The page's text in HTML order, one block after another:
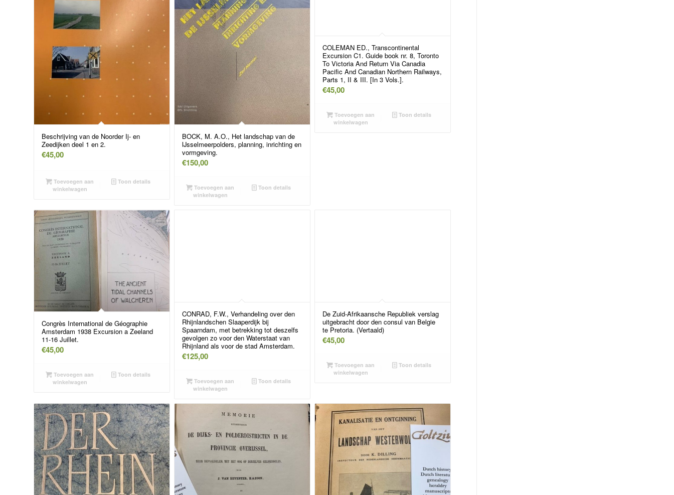
Beschrijving van de Noorder Ij- en
Zeedijken deel 1 en 2.
€45,00
Toevoegen aan
winkelwagen
Toon details
BOCK, M. A.O., Het landschap van de
IJsselmeerpolders, planning, inrichting en
vormgeving.
€150,00
Toevoegen aan
winkelwagen
Toon details
COLEMAN ED., Transcontinental
Excursion C1. Guide book nr. 8, Toronto
To Victoria And Return Via Canadia
Pacific And Canadian Northern Railways,
Parts 1, II & III. [In 3 Vols.].
€45,00
Toevoegen aan
winkelwagen
Toon details
Congrès International de Géographie
Amsterdam 1938 Excursion a Zeeland
11-16 Juillet.
€45,00
Toevoegen aan
winkelwagen
Toon details
CONRAD, F.W., Verhandeling over den
Rhijnlandschen Slaaperdijk bij
Spaarndam, met betrekking tot deszelfs
gevolgen zo voor den Waterstaat van
Rhijnland als voor de stad Amsterdam.
€125,00
Toevoegen aan
winkelwagen
Toon details
De Zuid-Afrikaansche Republiek verslag
uitgebracht door den consul van Belgie
te Pretoria. (Vertaald)
€45,00
Toevoegen aan
winkelwagen
Toon details